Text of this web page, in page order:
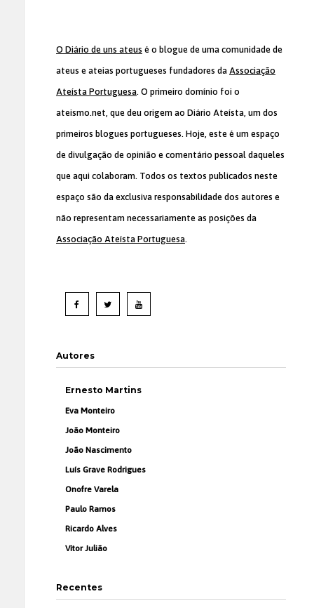
O Diário de uns ateus é o blogue de uma comunidade de
ateus e ateias portugueses fundadores da Associação
Ateísta Portuguesa. O primeiro domínio foi o
ateismo.net, que deu origem ao Diário Ateísta, um dos
primeiros blogues portugueses. Hoje, este é um espaço
de divulgação de opinião e comentário pessoal daqueles
que aqui colaboram. Todos os textos publicados neste
espaço são da exclusiva responsabilidade dos autores e
não representam necessariamente as posições da
Associação Ateísta Portuguesa.
Autores
Ernesto Martins
Eva Monteiro
João Monteiro
João Nascimento
Luís Grave Rodrigues
Onofre Varela
Paulo Ramos
Ricardo Alves
Vítor Julião
Recentes